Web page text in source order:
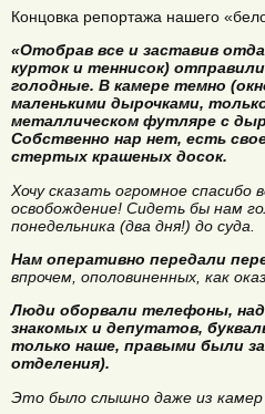
Концовка репортажа нашего
«Отобрав все и заставив
курток и теннисок)
голодные. В камере темно
маленькими дырочками,
металлическом футляре с
Собственно нар нет, есть
стертых крашеных досок.
Хочу сказать огромное спасибо
освобождение! Сидеть бы нам
понедельника (два дня!) до суда.
Нам оперативно передали
впрочем, ополовиненных, как
Люди оборвали телефоны,
знакомых и депутатов,
только наше, правыми были
отделения).
Это было слышно даже из камер